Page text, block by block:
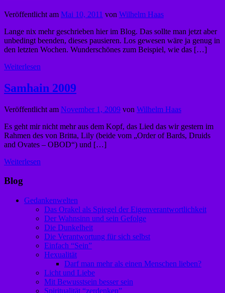
Veröffentlicht am Mai 10, 2011 von Wilhelm Haas
Lange nix mehr geschrieben hier im Blog. Das sollte man jetzt aber
unbedingt beenden, dieses pausieren. Los gewesen wäre ja genug in
den letzten Wochen. Wunderschönes zum Beispiel, wie das […]
Weiterlesen
Samhain 2009
Veröffentlicht am November 1, 2009 von Wilhelm Haas
Es geht mir nicht mehr aus dem Kopf, das Lied das wir gestern im
Rahmen des von Britta, Lily (beide vom „Order of Bards, Druids
and Ovates – OBOD“) und […]
Weiterlesen
Blog
Gedankenwelten
Das Orakel als Spiegel der Eigenverantwortlichkeit
Der Wahnsinn und sein Gefolge
Die Dunkelheit
Die Verantwortung für sich selbst
Einfach “Sein”
Hexualität
Darf man mehr als einen Menschen lieben?
Licht und Liebe
Mit Bewusstsein besser sein
Spiritualität “zerdenken”